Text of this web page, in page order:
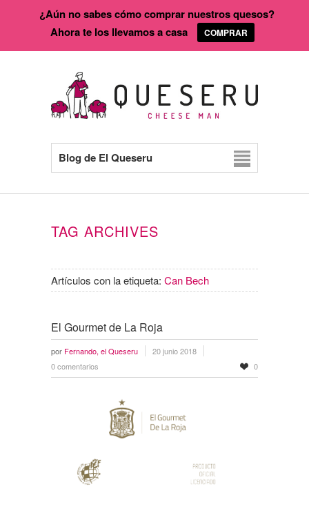
Blog de El Queseru
TAG ARCHIVES
Artículos con la etiqueta: Can Bech
El Gourmet de La Roja
por Fernando, el Queseru
20 junio 2018
0 comentarios
0
¿Aún no sabes cómo comprar nuestros quesos?
Ahora te los llevamos a casa
COMPRAR